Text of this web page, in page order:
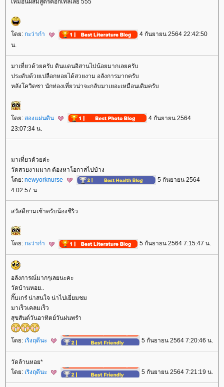
เหมือนผสมสูตรค็อกเทลเลย 555
ดย: กะว่าก๋า
4 กันยายน 2564 22:42:50
น.
มาเที่ยวด้วยครับ ดินแดนอิสานไปน้อยมากเลยครับ
ประดับด้วยเปลือกหอยได้สวยงาม อลังการมากครับ
หลังโควิดซา นักท่องเที่ยวน่าจะกลับมาเยอะเหมือนเดิมครับ
ดย: สองแผ่นดิน
4 กันยายน 2564
23:07:34 น.
มาเที่ยวด้วยค่ะ
วัดสวยงามมาก ต้องหาโอกาสไปบ้าง
ดย: newyorknurse
5 กันยายน 2564
4:02:57 น.
สวัสดียามเช้าครับน้องชีริว
ดย: กะว่าก๋า 5 กันยายน 2564 7:15:47 น.
อลังการณ์มากๆเลยนะคะ
วัดบ้านหอย..
กิ๊บเกร๋ น่าสนใจ น่าไปเยี่ยมชม
มาเร็วเคลมเร็ว
สุขสันต์วันอาทิตย์วันฝนพรำ
ดย: เริงฤดีนะ 5 กันยายน 2564 7:20:46 น.
วัดล้านหอย*
ดย: เริงฤดีนะ 5 กันยายน 2564 7:21:19 น.